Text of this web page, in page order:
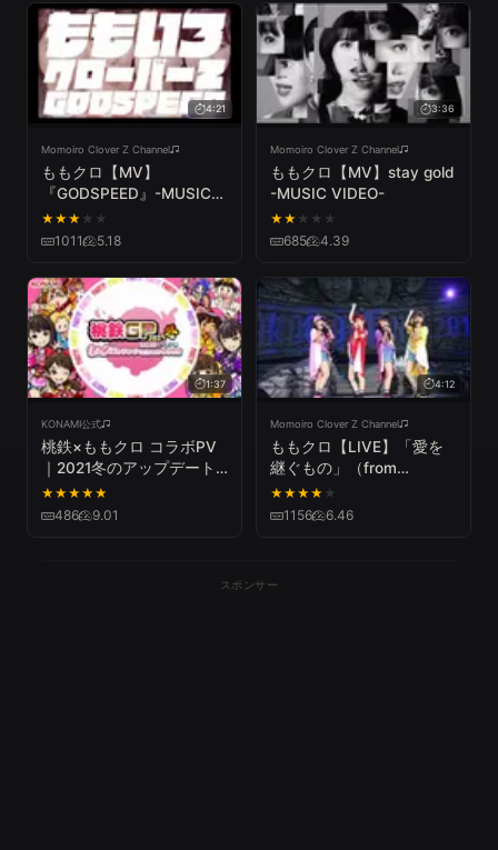
4:21
Momoiro Clover Z Channel
ももクロ【MV】
『GODSPEED』-MUSIC
VIDEO-
★★★ ★ ★
1011 5.18
3:36
Momoiro Clover Z Channel
ももクロ【MV】stay gold
-MUSIC VIDEO-
★★ ★ ★ ★
685 4.39
1:37
KONAMI公式
桃鉄×ももクロ コラボPV
｜2021冬のアップデート
｜桃太郎電鉄 ～昭和 平成
令和も定番！～
★★★★★
486 9.01
4:12
Momoiro Clover Z Channel
ももクロ【LIVE】「愛を
継ぐもの」（from
『Momoclo Mania 2018 -
Road to 2020-』Day2）
★★★★ ★
1156 6.46
スポンサー